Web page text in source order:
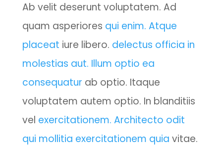
Ab velit deserunt voluptatem. Ad
quam asperiores qui enim. Atque
placeat iure libero. delectus officia in
molestias aut. Illum optio ea
consequatur ab optio. Itaque
voluptatem autem optio. In blanditiis
vel exercitationem. Architecto odit
qui mollitia exercitationem quia vitae.